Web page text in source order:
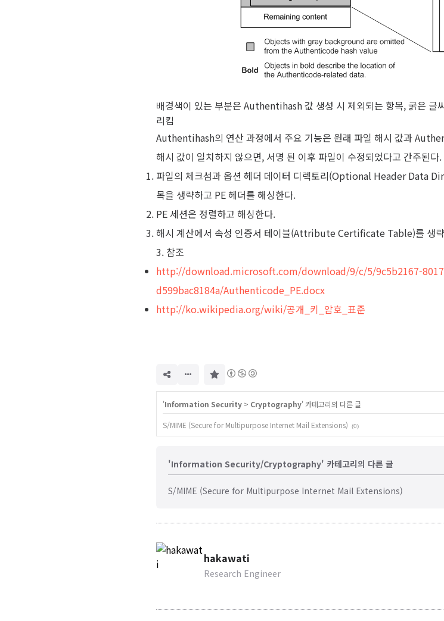
배경색이 있는 부분은 Authentihash 값 생성 시 제외되는 항목, 굵은
리킴
Authentihash의 연산 과정에서 주요 기능은 원래 파일 해시 값과
해시 값이 일치하지 않으면, 서명 된 이후 파일이 수정되었다고 간주된
파일의 체크섬과 옵션 헤더 데이터 디렉토리(Optional Header Data
목을 생략하고 PE 헤더를 해싱한다.
PE 세션은 정렬하고 해싱한다.
해시 계산에서 속성 인증서 테이블(Attribute Certificate Table)를 생
3. 참조
http://download.microsoft.com/download/9/c/5/9c5b2167-
d599bac8184a/Authenticode_PE.docx
http://ko.wikipedia.org/wiki/공개_키_암호_표준
'Information Security > Cryptography' 카테고리의 다른 글
S/MIME (Secure for Multipurpose Internet Mail Extensions) (0)
'Information Security/Cryptography' 카테고리의 다른 글
S/MIME (Secure for Multipurpose Internet Mail Extensions)
hakawati
Research Engineer